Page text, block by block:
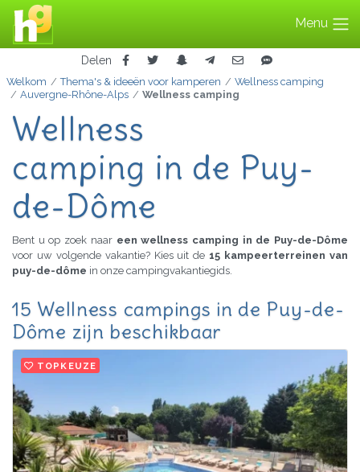
Menu
Delen
Welkom Thema's & ideeën voor kamperen
Wellness camping
Auvergne-Rhône-Alps
Wellness camping
Wellness
camping in de Puy-
de-Dôme
Bent u op zoek naar een wellness camping in de Puy-de-Dôme
voor uw volgende vakantie? Kies uit de 15 kampeerterreinen van
puy-de-dôme in onze campingvakantiegids.
15 Wellness campings in de Puy-de-
Dôme zijn beschikbaar
TOPKEUZE